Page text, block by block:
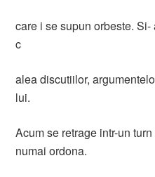
care i se supun orbeste.
c
alea discutiilor,
lui.
Acum se retrage intr-un
numai ordona.